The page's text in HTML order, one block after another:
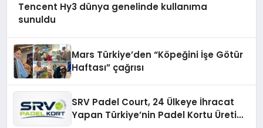
Tencent Hy3 dünya genelinde kullanıma
sunuldu
Mars Türkiye’den “Köpeğini İşe Götür
Haftası” çağrısı
SRV Padel Court, 24 Ülkeye İhracat
Yapan Türkiye’nin Padel Kortu Üretim